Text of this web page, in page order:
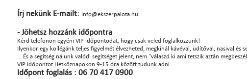
Írj nekünk E-mailt: info@ekszerpalota.hu
- Jöhetsz hozzánk időpontra
Kérd telefonon egyéni VIP időpontodat, hogy csak veled foglalkozzunk!
Ilyenkor egy kollégánk teljes figyelmét élvezheted, megkínál kávéval, üdítőval, nasival és
... És a segítség nálunk valódi segítséget jelent, nem "válaszd ki ami tetszik aztán
VIP időpontot Hétköznapokon 9-15 óra között tudunk adni.
Időpont foglalás : 06 70 417 0900